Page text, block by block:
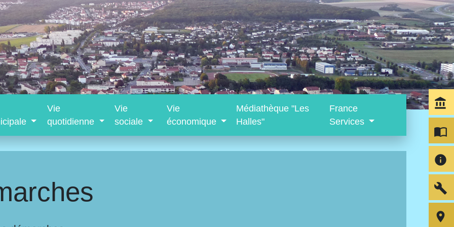
Vie
quotidienne
Vie
sociale
Vie
économique
Médiathèque "Les
Halles"
France
Services
account_balance
import_contacts
info
build
room